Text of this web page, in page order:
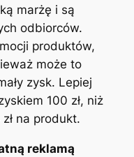
marżę i są
odbiorców.
produktów,
może to
zysk. Lepiej
100 zł, niż
na produkt.
reklamą